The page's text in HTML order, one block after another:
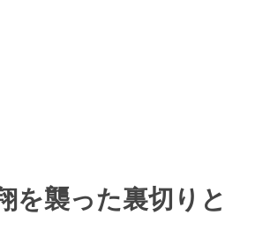
を襲った裏切りと